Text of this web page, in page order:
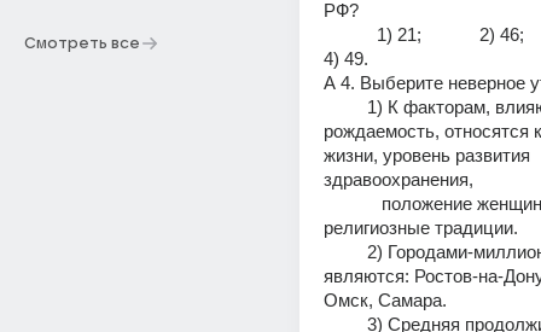
Смотреть все
РФ?
4) 49.
А 4. Выберите неверное
рождаемость, относятся
жизни, уровень развития
здравоохранения,
религиозные традиции.
являются: Ростов-на-
Омск, Самара.